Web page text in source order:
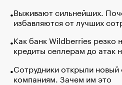
Выживают сильнейших.
избавляются от лучших
Как банк Wildberries резко
кредиты селлерам до атак
Сотрудники открыли новый
компаниям. Зачем им это